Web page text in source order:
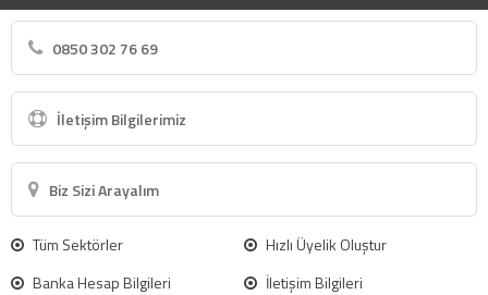
0850 302 76 69
İletişim Bilgilerimiz
Biz Sizi Arayalım
Tüm Sektörler
Hızlı Üyelik Oluştur
Banka Hesap Bilgileri
İletişim Bilgileri